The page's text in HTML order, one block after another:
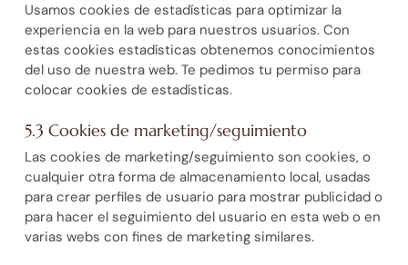
Usamos cookies de estadísticas para optimizar la
experiencia en la web para nuestros usuarios. Con
estas cookies estadísticas obtenemos conocimientos
del uso de nuestra web. Te pedimos tu permiso para
colocar cookies de estadísticas.
5.3 Cookies de marketing/seguimiento
Las cookies de marketing/seguimiento son cookies, o
cualquier otra forma de almacenamiento local, usadas
para crear perfiles de usuario para mostrar publicidad o
para hacer el seguimiento del usuario en esta web o en
varias webs con fines de marketing similares.